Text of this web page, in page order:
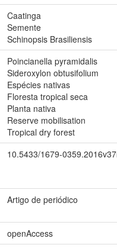
Caatinga
Semente
Schinopsis Brasiliensis
Poincianella pyramidalis
Sideroxylon obtusifolium
Espécies nativas
Floresta tropical seca
Planta nativa
Reserve mobilisation
Tropical dry forest
10.5433/1679-
Artigo de periódico
openAccess